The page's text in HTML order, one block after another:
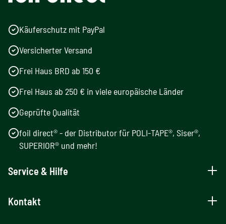
Käuferschutz mit PayPal
Versicherter Versand
Frei Haus BRD ab 150 €
Frei Haus ab 250 € in viele europäische Länder
Geprüfte Qualität
foil direct® - der Distributor für POLI-TAPE®, Siser®,
SUPERIOR® und mehr!
Service & Hilfe
Kontakt